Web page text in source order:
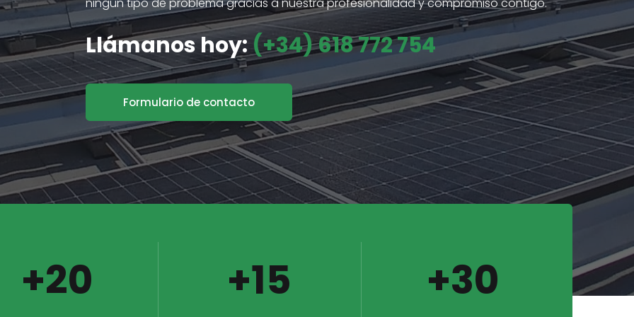
Llámanos hoy:(+34) 618 772 754
Formulario de contacto
+20 +15 +30